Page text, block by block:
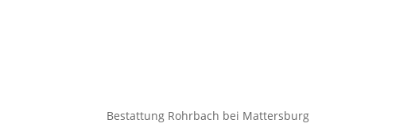
Bestattung Rohrbach bei Mattersburg